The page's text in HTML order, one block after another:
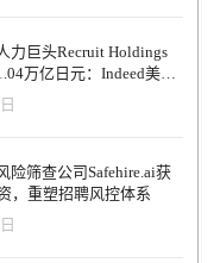
加薪感到乐观，80%的人
的另一
力。43%的自由职业者表
费率的主要原因是由于
工作赚的钱感到满意的
多自由职业者注入了信
力巨头Recruit Holdings
万亿日元：Indeed美国
，AI招聘推动利润率升
险筛查公司Safehire.ai获
，重塑招聘风控体系